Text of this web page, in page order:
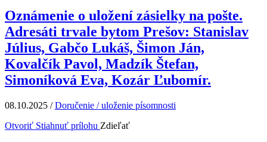
Oznámenie o uložení zásielky na pošte.
Adresáti trvale bytom Prešov: Stanislav
Július, Gabčo Lukáš, Šimon Ján,
Kovalčík Pavol, Madzík Štefan,
Simoníková Eva, Kozár Ľubomír.
08.10.2025 /Doručenie / uloženie písomnosti
Otvoriť Stiahnuť prílohu Zdieľať